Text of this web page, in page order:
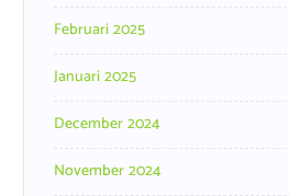
Februari 2025
Januari 2025
December 2024
November 2024